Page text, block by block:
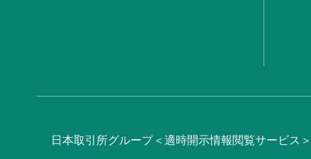
日本取引所グループ＜適時開示情報閲覧サービス＞